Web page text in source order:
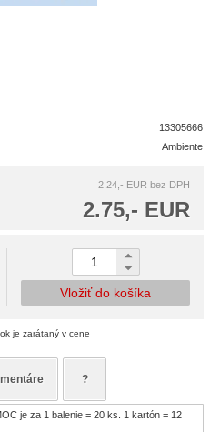
13305666
Ambiente
2.24,- EUR bez DPH
2.75,- EUR
Vložiť do košíka
je zarátaný v cene
?
je za 1 balenie = 20 ks. 1 kartón = 12